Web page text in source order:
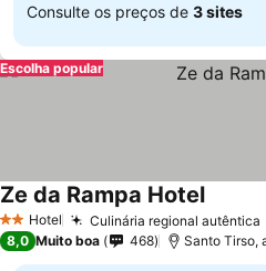
Consulte os preços de 3 sites
Escolha popular
2 Estrelas
Hotel Culinária regional autêntica
Ze da Rampa Hotel
8,0 Muito boa 468 Santo Tirso,